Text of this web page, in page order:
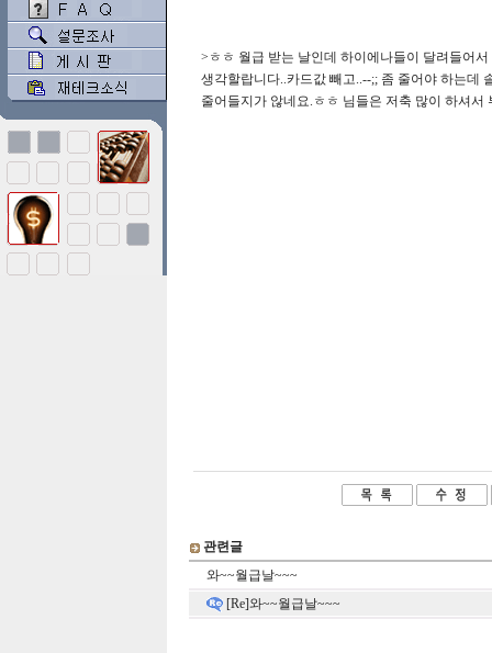
>ㅎㅎ 월급 받는 날인데 하이에나들이 달려들어
생각할랍니다..카드값 빼고..--;; 좀 줄어야 하는데
줄어들지가 않네요.ㅎㅎ 님들은 저축 많이 하셔서
관련글
와~~월급날~~~
[Re]와~~월급날~~~